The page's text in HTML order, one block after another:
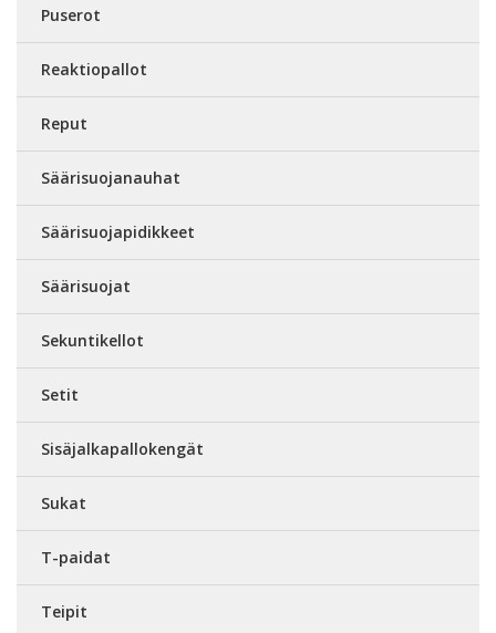
Puserot
Reaktiopallot
Reput
Säärisuojanauhat
Säärisuojapidikkeet
Säärisuojat
Sekuntikellot
Setit
Sisäjalkapallokengät
Sukat
T-paidat
Teipit